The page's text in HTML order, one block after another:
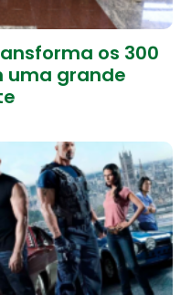
os 300
uma grande